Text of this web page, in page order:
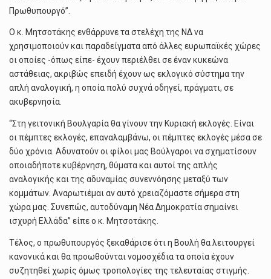
Πρωθυπουργό”.
Ο κ. Μητσοτάκης ενθάρρυνε τα στελέχη της ΝΔ να
χρησιμοποιούν και παραδείγματα από άλλες ευρωπαϊκές χώρες
οι οποίες -όπως είπε- έχουν περιέλθει σε έναν κυκεώνα
αστάθειας, ακριβώς επειδή έχουν ως εκλογικό σύστημα την
απλή αναλογική, η οποία πολύ συχνά οδηγεί, πράγματι, σε
ακυβερνησία.
“Στη γειτονική Βουλγαρία θα γίνουν την Κυριακή εκλογές. Είναι
οι πέμπτες εκλογές, επαναλαμβάνω, οι πέμπτες εκλογές μέσα σε
δύο χρόνια. Αδυνατούν οι φίλοι μας Βούλγαροι να σχηματίσουν
οποιαδήποτε κυβέρνηση, θύματα και αυτοί της απλής
αναλογικής και της αδυναμίας συνεννόησης μεταξύ των
κομμάτων. Αναρωτιέμαι αν αυτό χρειαζόμαστε σήμερα στη
χώρα μας. Συνεπώς, αυτοδύναμη Νέα Δημοκρατία σημαίνει
ισχυρή Ελλάδα” είπε ο κ. Μητσοτάκης.
Τέλος, ο πρωθυπουργός ξεκαθάρισε ότι η Βουλή θα λειτουργεί
κανονικά και θα προωθούνται νομοσχέδια τα οποία έχουν
συζητηθεί χωρίς όμως τροπολογίες της τελευταίας στιγμής.